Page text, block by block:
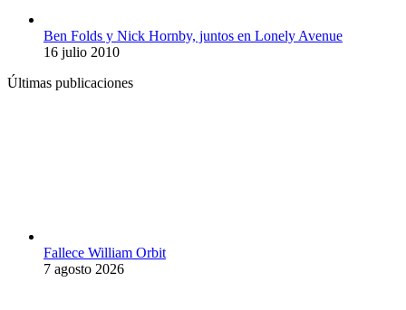
Ben Folds y Nick Hornby, juntos en Lonely Avenue
16 julio 2010
Últimas publicaciones
Fallece William Orbit
7 agosto 2026